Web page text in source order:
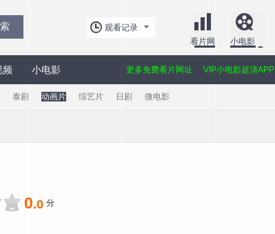
观看记录
看片网
小电影
频 小电影 VIP小电影超清APP
更多免费看片网址
泰剧 动画片 综艺片 日剧 微电影
0.0 分